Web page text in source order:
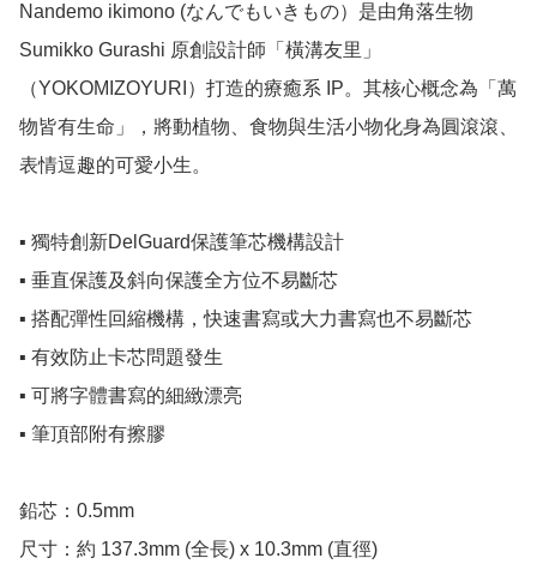
Nandemo ikimono (なんでもいきもの）是由角落生物
Sumikko Gurashi 原創設計師「橫溝友里」
（YOKOMIZOYURI）打造的療癒系 IP。其核心概念為「萬
物皆有生命」，將動植物、食物與生活小物化身為圓滾滾、
表情逗趣的可愛小生。
▪️ 獨特創新DelGuard保護筆芯機構設計
▪️ 垂直保護及斜向保護全方位不易斷芯
▪️ 搭配彈性回縮機構，快速書寫或大力書寫也不易斷芯
▪️ 有效防止卡芯問題發生
▪️ 可將字體書寫的細緻漂亮
▪️ 筆頂部附有擦膠
鉛芯：0.5mm
尺寸：約 137.3mm (全長) x 10.3mm (直徑)